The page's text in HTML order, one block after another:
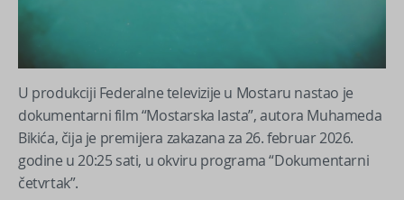
U produkciji Federalne televizije u Mostaru nastao je
dokumentarni film “Mostarska lasta”, autora Muhameda
Bikića, čija je premijera zakazana za 26. februar 2026.
godine u 20:25 sati, u okviru programa “Dokumentarni
četvrtak”.